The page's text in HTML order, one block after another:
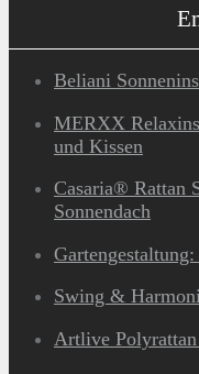
Beliani
MERXX
und Kissen
Casaria® Rattan
Sonnendach
Swing &
Artlive Polyrattan